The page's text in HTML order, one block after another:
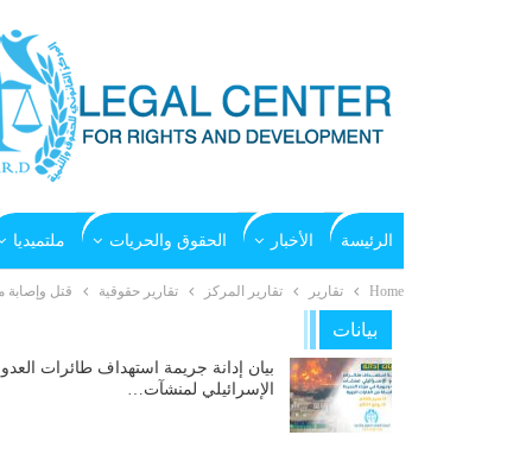
الرئيسة الأخبار الحقوق والحريات ملتميديا
Home تقارير تقارير المركز تقارير حقوقية قتل وإصابة
بيانات
بيان إدانة جريمة استهداف طائرات العدو
الإسرائيلي لمنشآت…